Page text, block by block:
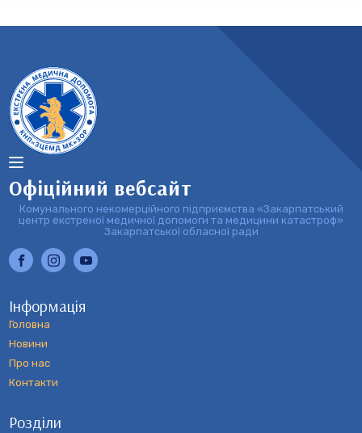
Офіційний вебсайт
Комунального некомерційного підприємства «Закарпатський
центр екстреної медичної допомоги та медицини катастроф»
Закарпатської обласної ради
Інформація
Головна
Новини
Про нас
Контакти
Розділи